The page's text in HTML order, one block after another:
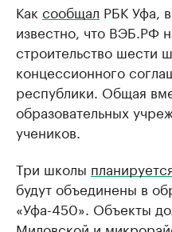
Как сообщал РБК Уфа,
известно, что ВЭБ.РФ
строительство шести
концессионного
республики. Общая
образовательных
учеников.
Три школы
будут объединены в
«Уфа-450». Объекты